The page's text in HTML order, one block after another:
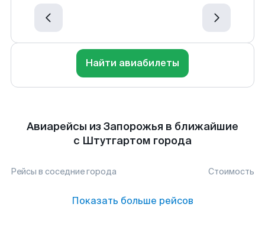
Найти авиабилеты
Авиарейсы из Запорожья в ближайшие
с Штутгартом города
Рейсы в соседние города Стоимость
Показать больше рейсов